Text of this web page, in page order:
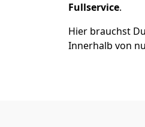
Fullservice.
Hier brauchst
Innerhalb von